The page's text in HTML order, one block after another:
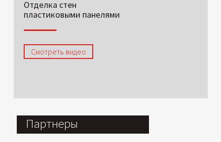
Отделка стен
пластиковыми панелями
Смотреть видео
Партнеры